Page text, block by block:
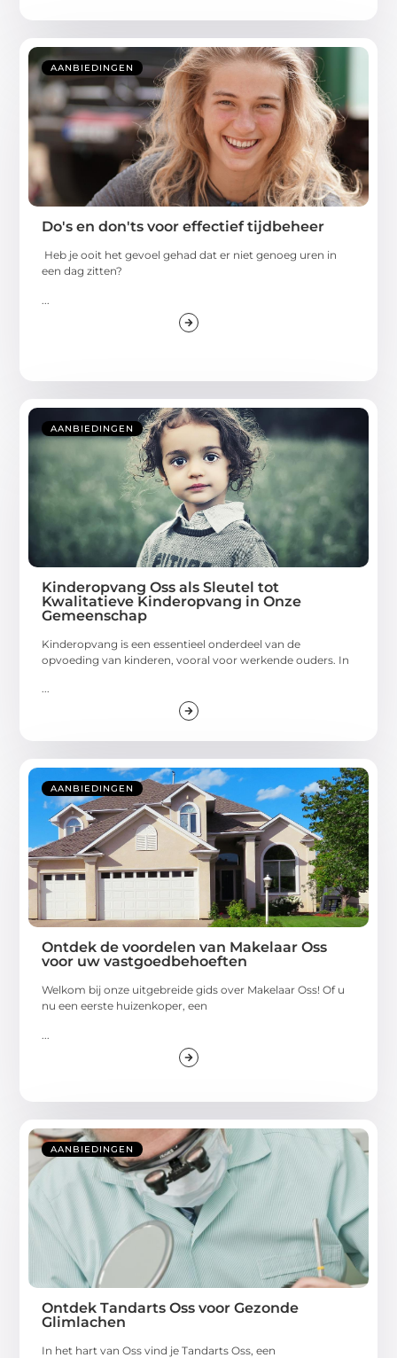
AANBIEDINGEN
Do's en don'ts voor effectief tijdbeheer
Heb je ooit het gevoel gehad dat er niet genoeg uren in
een dag zitten?
AANBIEDINGEN
Kinderopvang Oss als Sleutel tot
Kwalitatieve Kinderopvang in Onze
Gemeenschap
Kinderopvang is een essentieel onderdeel van de
opvoeding van kinderen, vooral voor werkende ouders. In
...
AANBIEDINGEN
Ontdek de voordelen van Makelaar Oss
voor uw vastgoedbehoeften
Welkom bij onze uitgebreide gids over Makelaar Oss! Of u
nu een eerste huizenkoper, een
AANBIEDINGEN
Ontdek Tandarts Oss voor Gezonde
Glimlachen
In het hart van Oss vind je Tandarts Oss, een